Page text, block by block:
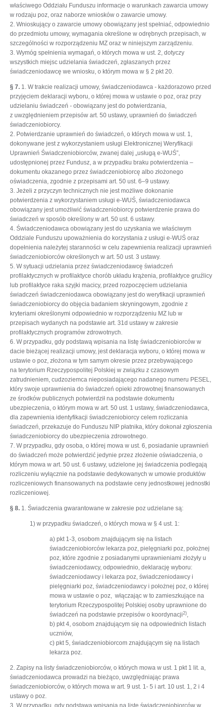
właściwego Oddziału Funduszu informacje o warunkach zawarcia umowy
w rodzaju poz, oraz naborze wniosków o zawarcie umowy.
2. Wnioskujący o zawarcie umowy obowiązany jest spełniać, odpowiednio
do przedmiotu umowy, wymagania określone w odrębnych przepisach, w
szczególności w rozporządzeniu MZ oraz w niniejszym zarządzeniu.
3. Wymóg spełnienia wymagań, o których mowa w ust. 2, dotyczy
wszystkich miejsc udzielania świadczeń, zgłaszanych przez
świadczeniodawcę we wniosku, o którym mowa w § 2 pkt 20.
§ 7. 1. W trakcie realizacji umowy, świadczeniodawca - każdorazowo przed
przyjęciem deklaracji wyboru, o której mowa w ustawie o poz, oraz przy
udzielaniu świadczeń - obowiązany jest do potwierdzania,
z uwzględnieniem przepisów art. 50 ustawy, uprawnień do świadczeń
świadczeniobiorcy.
2. Potwierdzanie uprawnień do świadczeń, o których mowa w ust. 1,
dokonywane jest z wykorzystaniem usługi Elektronicznej Weryfikacji
Uprawnień Świadczeniobiorców, zwanej dalej „usługą e-WUŚ”,
udostępnionej przez Fundusz, a w przypadku braku potwierdzenia –
dokumentu okazanego przez świadczeniobiorcę albo złożonego
oświadczenia, zgodnie z przepisami art. 50 ust. 6–9 ustawy.
3. Jeżeli z przyczyn technicznych nie jest możliwe dokonanie
potwierdzenia z wykorzystaniem usługi e-WUŚ, świadczeniodawca
obowiązany jest umożliwić świadczeniobiorcy potwierdzenie prawa do
świadczeń w sposób określony w art. 50 ust. 6 ustawy.
4. Świadczeniodawca obowiązany jest do uzyskania we właściwym
Oddziale Funduszu upoważnienia do korzystania z usługi e-WUŚ oraz
dopełnienia należytej staranności w celu zapewnienia realizacji uprawnień
świadczeniobiorców określonych w art. 50 ust. 3 ustawy.
5. W sytuacji udzielania przez świadczeniodawcę świadczeń
profilaktycznych w profilaktyce chorób układu krążenia, profilaktyce gruźlicy
lub profilaktyce raka szyjki macicy, przed rozpoczęciem udzielania
świadczeń świadczeniodawca obowiązany jest do weryfikacji uprawnień
świadczeniobiorcy do objęcia badaniem skryningowym, zgodnie z
kryteriami określonymi odpowiednio w rozporządzeniu MZ lub w
przepisach wydanych na podstawie art. 31d ustawy w zakresie
profilaktycznych programów zdrowotnych.
6. W przypadku, gdy podstawą wpisania na listę świadczeniobiorców w
dacie bieżącej realizacji umowy, jest deklaracja wyboru, o której mowa w
ustawie o poz, złożona w tym samym okresie przez przebywającego
na terytorium Rzeczypospolitej Polskiej w związku z czasowym
zatrudnieniem, cudzoziemca nieposiadającego nadanego numeru PESEL,
który swoje uprawnienia do świadczeń opieki zdrowotnej finansowanych
ze środków publicznych potwierdził na podstawie dokumentu
ubezpieczenia, o którym mowa w art. 50 ust. 1 ustawy, świadczeniodawca,
dla zapewnienia identyfikacji świadczeniobiorcy celem rozliczania
świadczeń, przekazuje do Funduszu NIP płatnika, który dokonał zgłoszenia
świadczeniobiorcy do ubezpieczenia zdrowotnego.
7. W przypadku, gdy osoba, o której mowa w ust. 6, posiadanie uprawnień
do świadczeń może potwierdzić jedynie przez złożenie oświadczenia, o
którym mowa w art. 50 ust. 6 ustawy, udzielone jej świadczenia podlegają
rozliczeniu wyłącznie na podstawie dedykowanych w umowie produktów
rozliczeniowych finansowanych na podstawie ceny jednostkowej jednostki
rozliczeniowej.
§ 8. 1. Świadczenia gwarantowane w zakresie poz udzielane są:
1) w przypadku świadczeń, o których mowa w § 4 ust. 1:
a) pkt 1-3, osobom znajdującym się na listach
świadczeniobiorców lekarza poz, pielęgniarki poz, położnej
poz, które zgodnie z posiadanymi uprawnieniami złożyły u
świadczeniodawcy, odpowiednio, deklarację wyboru:
świadczeniodawcy i lekarza poz, świadczeniodawcy i
pielęgniarki poz, świadczeniodawcy i położnej poz, o której
mowa w ustawie o poz, włączając w to zamieszkujące na
terytorium Rzeczypospolitej Polskiej osoby uprawnione do
świadczeń na podstawie przepisów o koordynacji2),
b) pkt 4, osobom znajdującym się na odpowiednich listach
uczniów,
c) pkt 5, świadczeniobiorcom znajdującym się na listach
lekarza poz.
2. Zapisy na listy świadczeniobiorców, o których mowa w ust. 1 pkt 1 lit. a,
świadczeniodawca prowadzi na bieżąco, uwzględniając prawa
świadczeniobiorców, o których mowa w art. 9 ust. 1- 5 i art. 10 ust. 1, 2 i 4
ustawy o poz.
3. W przypadku, gdy podstawą wpisania na listę świadczeniobiorców w